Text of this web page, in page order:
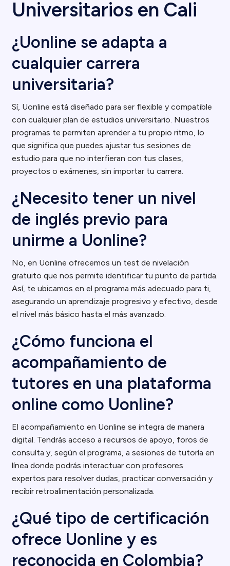
Universitarios en Cali
¿Uonline se adapta a
cualquier carrera
universitaria?
Sí, Uonline está diseñado para ser flexible y compatible
con cualquier plan de estudios universitario. Nuestros
programas te permiten aprender a tu propio ritmo, lo
que significa que puedes ajustar tus sesiones de
estudio para que no interfieran con tus clases,
proyectos o exámenes, sin importar tu carrera.
¿Necesito tener un nivel
de inglés previo para
unirme a Uonline?
No, en Uonline ofrecemos un test de nivelación
gratuito que nos permite identificar tu punto de partida.
Así, te ubicamos en el programa más adecuado para ti,
asegurando un aprendizaje progresivo y efectivo, desde
el nivel más básico hasta el más avanzado.
¿Cómo funciona el
acompañamiento de
tutores en una plataforma
online como Uonline?
El acompañamiento en Uonline se integra de manera
digital. Tendrás acceso a recursos de apoyo, foros de
consulta y, según el programa, a sesiones de tutoría en
línea donde podrás interactuar con profesores
expertos para resolver dudas, practicar conversación y
recibir retroalimentación personalizada.
¿Qué tipo de certificación
ofrece Uonline y es
reconocida en Colombia?